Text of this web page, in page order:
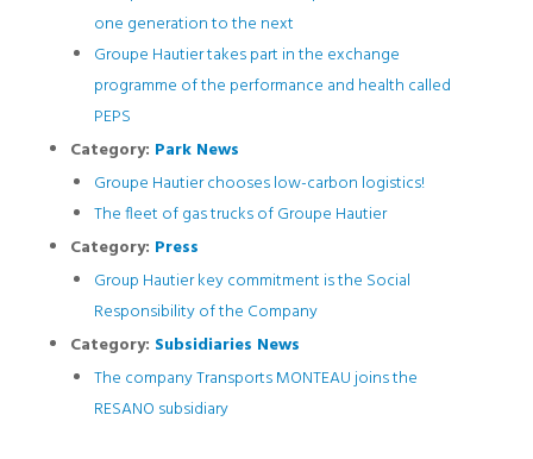
one generation to the next
Groupe Hautier takes part in the exchange
programme of the performance and health called
PEPS
Category: Park News
Groupe Hautier chooses low-carbon logistics!
The fleet of gas trucks of Groupe Hautier
Category: Press
Group Hautier key commitment is the Social
Responsibility of the Company
Category: Subsidiaries News
The company Transports MONTEAU joins the
RESANO subsidiary